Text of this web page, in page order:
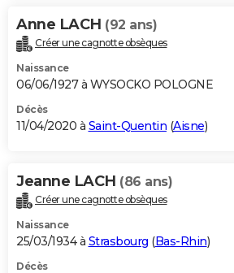
Anne LACH (92 ans)
Créer une cagnotte obsèques
Naissance
06/06/1927 à WYSOCKO POLOGNE
Décès
11/04/2020 à Saint-Quentin (Aisne)
Jeanne LACH (86 ans)
Créer une cagnotte obsèques
Naissance
25/03/1934 à Strasbourg (Bas-Rhin)
Décès